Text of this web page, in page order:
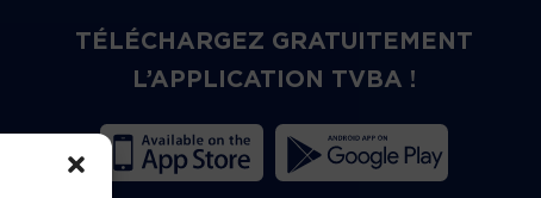
TÉLÉCHARGEZ GRATUITEMENT
L’APPLICATION TVBA !